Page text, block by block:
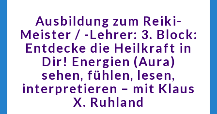
Ausbildung zum Reiki-
Meister / -Lehrer: 3. Block:
Entdecke die Heilkraft in
Dir! Energien (Aura)
sehen, fühlen, lesen,
interpretieren – mit Klaus
X. Ruhland